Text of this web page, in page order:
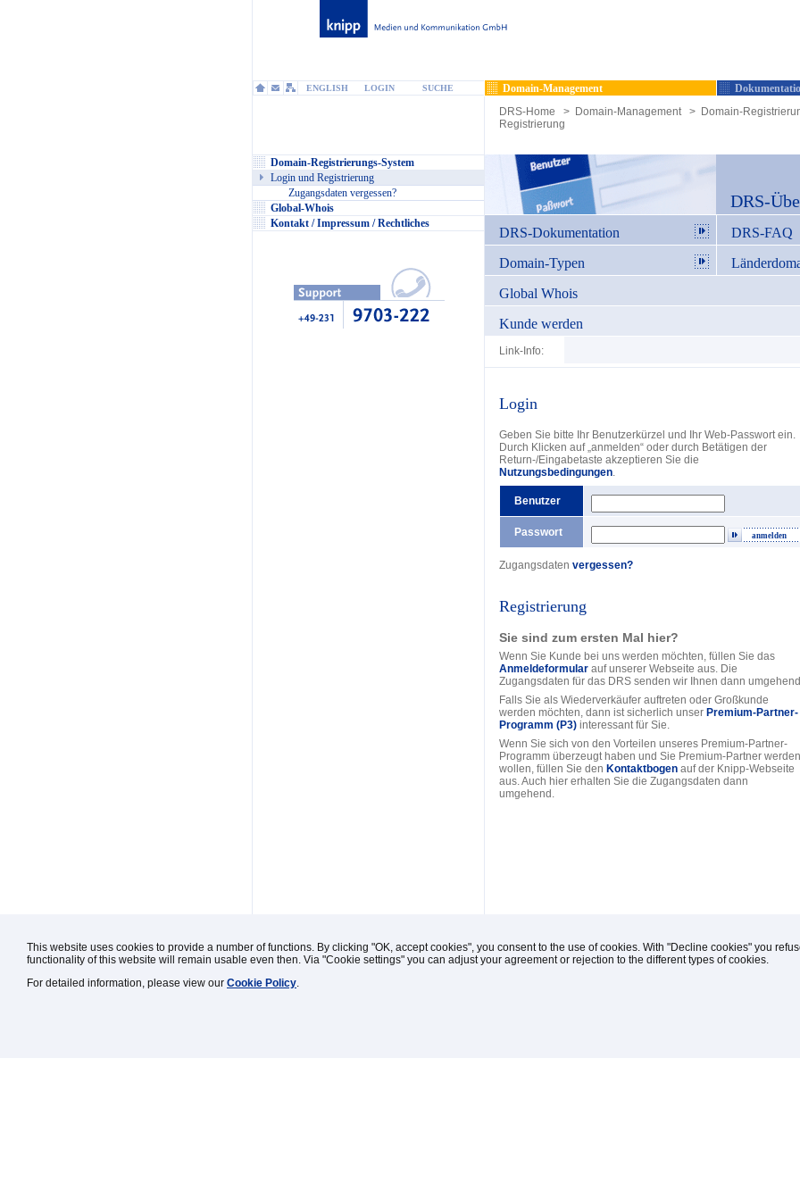
ENGLISH LOGIN SUCHE Domain-Management
DRS-Home
> Domain-Management >
Domain-
Registrierung
Domain-Registrierungs-System
Login und Registrierung
Zugangsdaten vergessen?
Global-Whois
Kontakt / Impressum / Rechtliches
DRS-
DRS-Dokumentation
DRS-FAQ
Domain-Typen
Global Whois
Kunde werden
Link-Info:
Login
Geben Sie bitte Ihr Benutzerkürzel und Ihr Web-Passwort ein.
Durch Klicken auf „anmelden“ oder durch Betätigen der
Return-/Eingabetaste akzeptieren Sie die
Nutzungsbedingungen.
Benutzer
Passwort anmelden
Zugangsdaten vergessen?
Registrierung
Sie sind zum ersten Mal hier?
Wenn Sie Kunde bei uns werden möchten, füllen Sie das
Anmeldeformularauf unserer Webseite aus. Die
Zugangsdaten für das DRS senden wir Ihnen dann
Falls Sie als Wiederverkäufer auftreten oder Großkunde
werden möchten, dann ist sicherlich unser Premium-Partner-
Programm (P3)interessant für Sie.
Wenn Sie sich von den Vorteilen unseres Premium-Partner-
Programm überzeugt haben und Sie Premium-Partner werden
wollen, füllen Sie den Kontaktbogenauf der Knipp-Webseite
aus. Auch hier erhalten Sie die Zugangsdaten dann
umgehend.
This website uses cookies to provide a number of functions. By clicking "OK, accept cookies", you consent to the use of cookies. With "Decline cookies" you
functionality of this website will remain usable even then. Via "Cookie settings" you can adjust your agreement or rejection to the different types of cookies.
For detailed information, please view our Cookie Policy.